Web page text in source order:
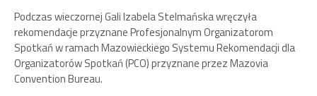
Podczas wieczornej Gali Izabela Stelmańska wręczyła
rekomendacje przyznane Profesjonalnym Organizatorom
Spotkań w ramach Mazowieckiego Systemu Rekomendacji dla
Organizatorów Spotkań (PCO) przyznane przez Mazovia
Convention Bureau.